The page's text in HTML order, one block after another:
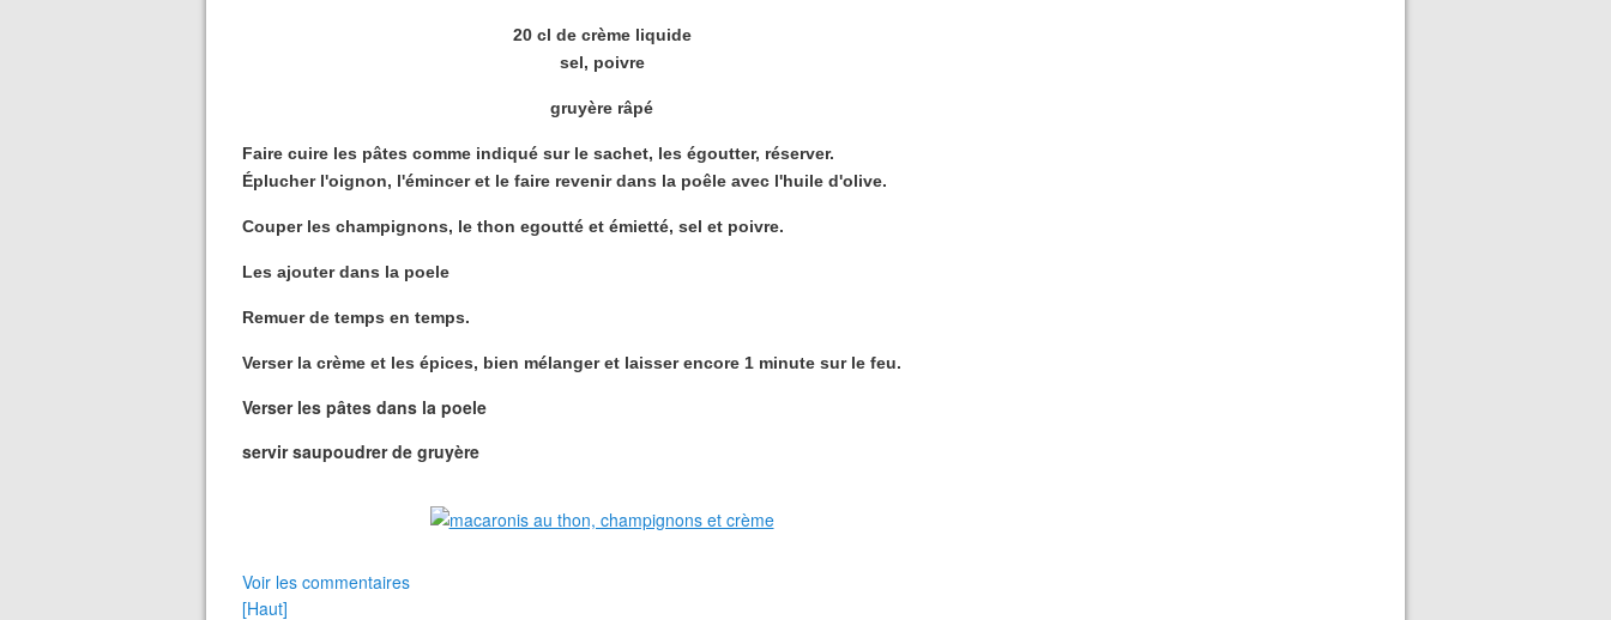
20 cl de crème liquide
sel, poivre
gruyère râpé
Faire cuire les pâtes comme indiqué sur le sachet, les égoutter, réserver.
Éplucher l'oignon, l'émincer et le faire revenir dans la poêle avec l'huile d'olive.
Couper les champignons, le thon egoutté et émietté, sel et poivre.
Les ajouter dans la poele
Remuer de temps en temps.
Verser la crème et les épices, bien mélanger et laisser encore 1 minute sur le feu.
Verser les pâtes dans la poele
servir saupoudrer de gruyère
Voir les commentaires
[Haut]